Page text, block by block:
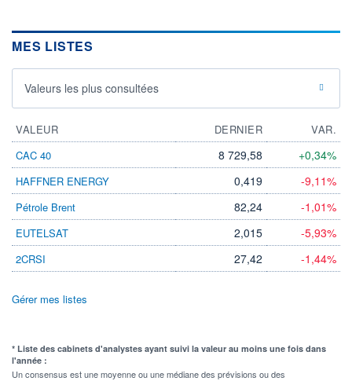
MES LISTES
Valeurs les plus consultées
VALEUR DERNIER
VAR.
CAC 40
8 729,58 +0,34%
HAFFNER ENERGY 0,419 -9,11%
Pétrole Brent 82,24 -1,01%
EUTELSAT 2,015 -5,93%
2CRSI 27,42 -1,44%
Gérer mes listes
* Liste des cabinets d'analystes ayant suivi la valeur au moins une fois dans
l'année :
Un consensus est une moyenne ou une médiane des prévisions ou des